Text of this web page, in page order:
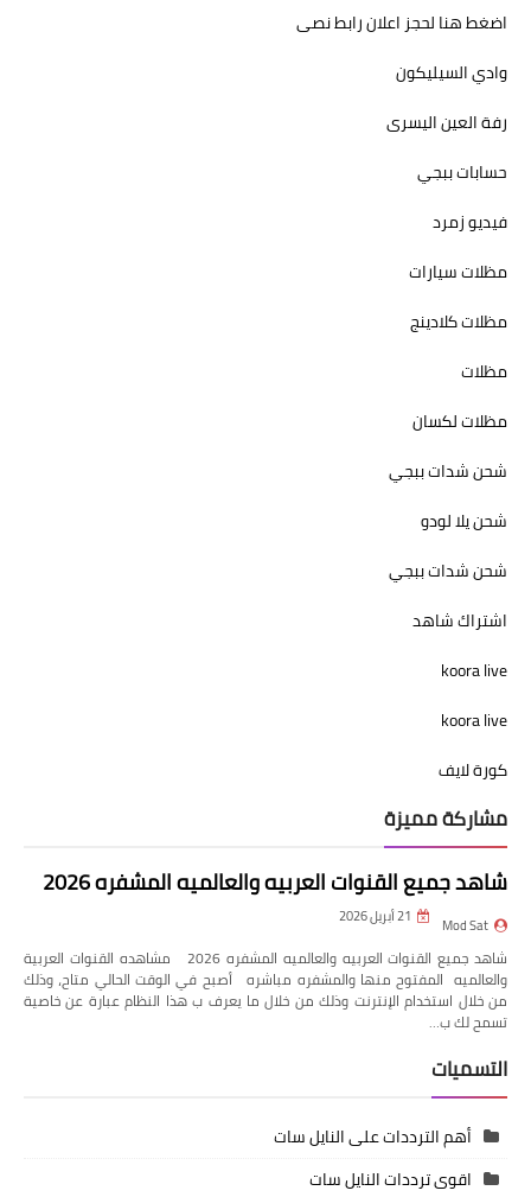
اضغط هنا لحجز اعلان رابط نصى
وادي السيليكون
رفة العين اليسرى
حسابات ببجي
فيديو زمرد
مظلات سيارات
مظلات كلادينج
مظلات
مظلات لكسان
شحن شدات ببجي
شحن يلا لودو
شحن شدات ببجي
اشتراك شاهد
koora live
koora live
كورة لايف
مشاركة مميزة
شاهد جميع القنوات العربيه والعالميه المشفره 2026
Mod Sat 21 أبريل 2026
شاهد جميع القنوات العربيه والعالميه المشفره 2026 مشاهده القنوات العربية
والعالميه المفتوح منها والمشفره مباشره أصبح في الوقت الحالي متاح، وذلك
من خلال استخدام الإنترنت وذلك من خلال ما يعرف ب هذا النظام عبارة عن خاصية
تسمح لك ب…
التسميات
أهم الترددات على النايل سات
اقوى ترددات النايل سات